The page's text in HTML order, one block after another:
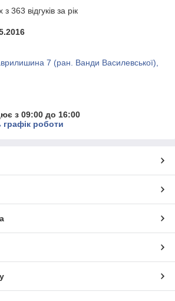
363 відгуків за рік
7 (ран. Ванди Василевської),
з 09:00 до 16:00
графік роботи